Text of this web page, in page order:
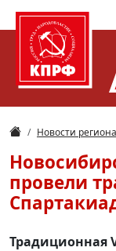
Новости
провели
Традиционная